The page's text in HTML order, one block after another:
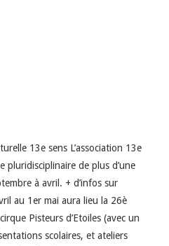
13e sens L’association 13e
pluridisciplinaire de plus d’une
à avril. + d’infos sur
au 1er mai aura lieu la 26è
Pisteurs d’Etoiles (avec un
scolaires, et ateliers